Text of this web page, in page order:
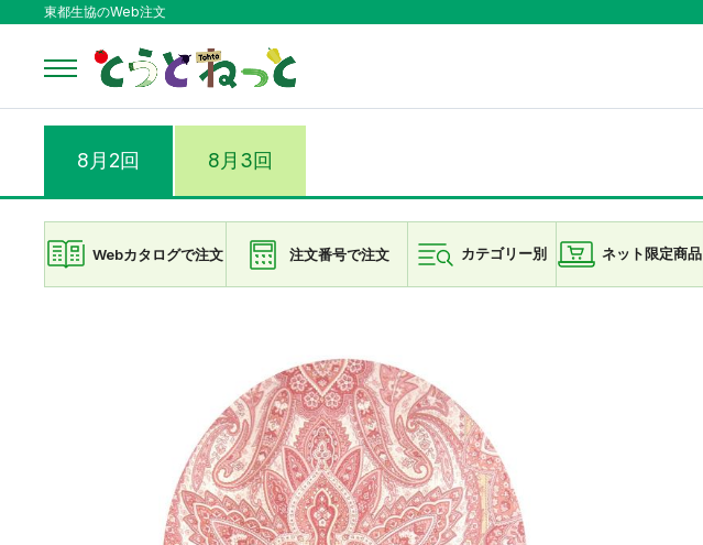
東都生協のWeb注文
8月2回 8月3回
Webカタログで注文 注文番号で注文 カテゴリー別 ネット限定商品